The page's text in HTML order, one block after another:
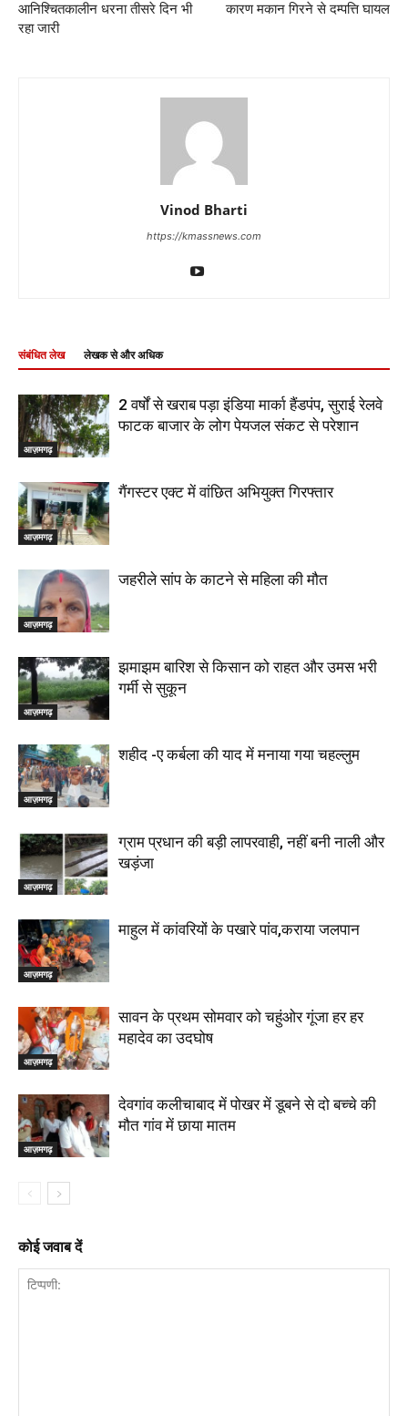
आनिश्चितकालीन धरना तीसरे दिन भी
रहा जारी
कारण मकान गिरने से दम्पत्ति घायल
Vinod Bharti
https://kmassnews.com
संबंधित लेख लेखक से और अधिक
आज़मगढ़
2 वर्षों से खराब पड़ा इंडिया मार्का हैंडपंप, सुराई रेलवे
फाटक बाजार के लोग पेयजल संकट से परेशान
आज़मगढ़
गैंगस्टर एक्ट में वांछित अभियुक्त गिरफ्तार
आज़मगढ़
जहरीले सांप के काटने से महिला की मौत
आज़मगढ़
झमाझम बारिश से किसान को राहत और उमस भरी
गर्मी से सुकून
आज़मगढ़
शहीद -ए कर्बला की याद में मनाया गया चहल्लुम
आज़मगढ़
ग्राम प्रधान की बड़ी लापरवाही, नहीं बनी नाली और
खड़ंजा
आज़मगढ़
माहुल में कांवरियों के पखारे पांव,कराया जलपान
आज़मगढ़
सावन के प्रथम सोमवार को चहुंओर गूंजा हर हर
महादेव का उदघोष
आज़मगढ़
देवगांव कलीचाबाद में पोखर में डूबने से दो बच्चे की
मौत गांव में छाया मातम
कोई जवाब दें